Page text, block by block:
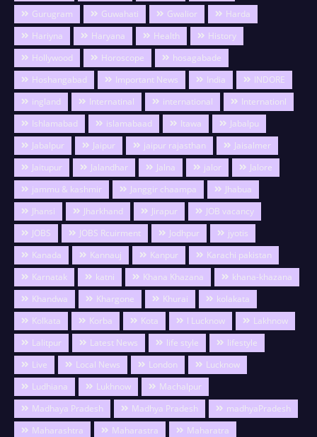
Gurugram
Guwahati Gwalior
Harda
Hariyna
Haryana Health
History
Hollywood
Horoscope
hosagabade
Hoshangabad
Important News India
INDORE
ingland
Internatinal international
Internationl
Ishlamabad
islamabaad Itawa
Jabalpu
Jabalpur
Jaipur jaipur rajasthan
Jaisalmer
Jaitupur
Jalandhar Jalna jalor
Jalore
jammu & kashmir
Janggir chaampa
Jhabua
Jhansi
Jharkhand Jirapur
JOB vacancy
JOBS
JOBS Rcuirment Jodhpur
jyotis
Kanada
Kannauj Kanpur
Karachi pakistan
Karnatak
katni Khana Khazana
khana-khazana
Khandwa
Khargone Khurai
kolakata
Kolkata
Korba Kota l Lucknow
Lakhnow
Lalitpur
Latest News life style
lifestyle
Live
Local News London
Lucknow
Ludhiana
Lukhnow
Machalpur
Madhaya Pradesh
Madhya Pradesh
madhyaPradesh
Maharashtra
Maharastra
Maharatra